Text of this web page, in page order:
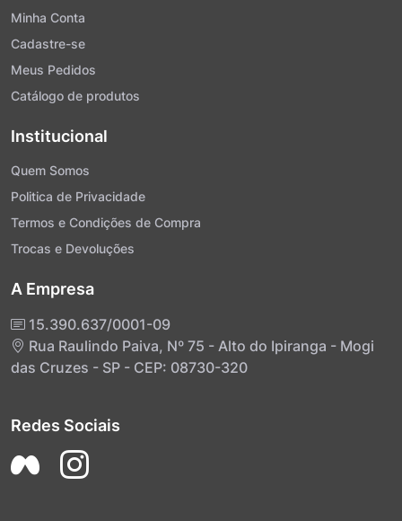
Minha Conta
Cadastre-se
Meus Pedidos
Catálogo de produtos
Institucional
Quem Somos
Politica de Privacidade
Termos e Condições de Compra
Trocas e Devoluções
A Empresa
15.390.637/0001-09
Rua Raulindo Paiva, Nº 75 - Alto do Ipiranga - Mogi
das Cruzes - SP - CEP: 08730-320
Redes Sociais